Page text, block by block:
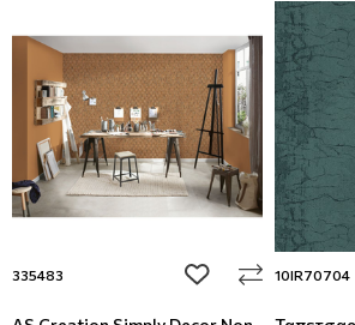
335483 add to wishlist
10IR70704